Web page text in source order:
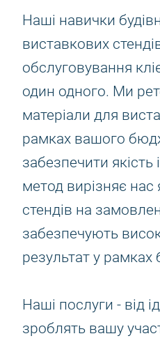
Наші навички
виставкових
обслуговування
один одного. Ми
матеріали для
рамках вашого
забезпечити якість
метод вирізняє нас
стендів на
забезпечують
результат у
Наші послуги - від
зроблять вашу